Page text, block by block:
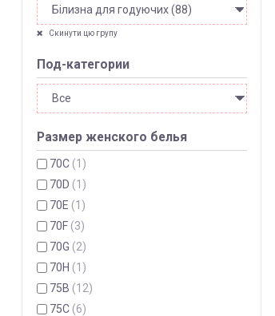
Скинути цю групу
Под-категории
Размер женского белья
70C (1)
70D (1)
70E (1)
70F (3)
70G (2)
70H (1)
75B (12)
75C (6)